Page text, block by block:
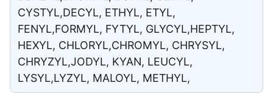
CYSTYL,DECYL, ETHYL, ETYL,
FENYL,FORMYL, FYTYL, GLYCYL,HEPTYL,
HEXYL, CHLORYL,CHROMYL, CHRYSYL,
CHRYZYL,JODYL, KYAN, LEUCYL,
LYSYL,LYZYL, MALOYL, METHYL,